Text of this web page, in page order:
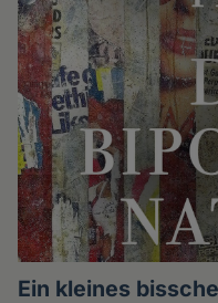
Ein kleines